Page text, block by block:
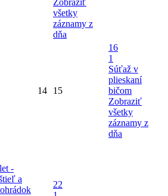
Zobraziť
všetky
záznamy z
dňa
14 15
16
1
Súťaž v
plieskaní
bičom
Zobraziť
všetky
záznamy z
dňa
-
a
22